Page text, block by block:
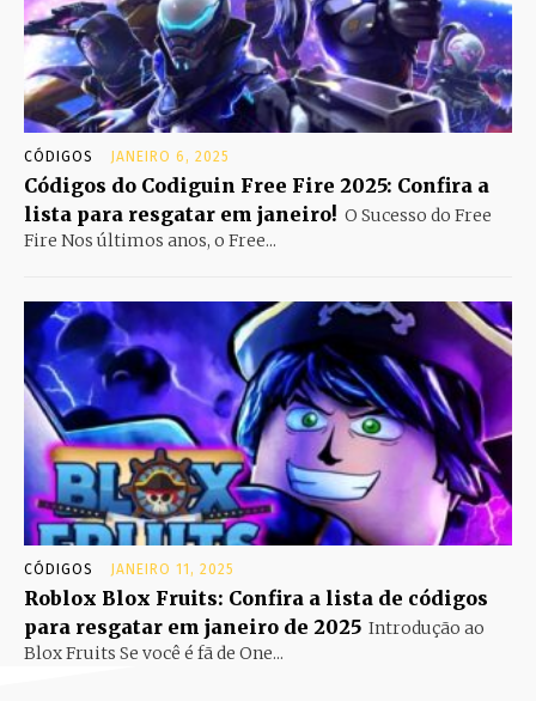
CÓDIGOS JANEIRO 6, 2025
Códigos do Codiguin Free Fire 2025: Confira a
lista para resgatar em janeiro! O Sucesso do Free
Fire Nos últimos anos, o Free...
CÓDIGOS JANEIRO 11, 2025
Roblox Blox Fruits: Confira a lista de códigos
para resgatar em janeiro de 2025 Introdução ao
Blox Fruits Se você é fã de One...